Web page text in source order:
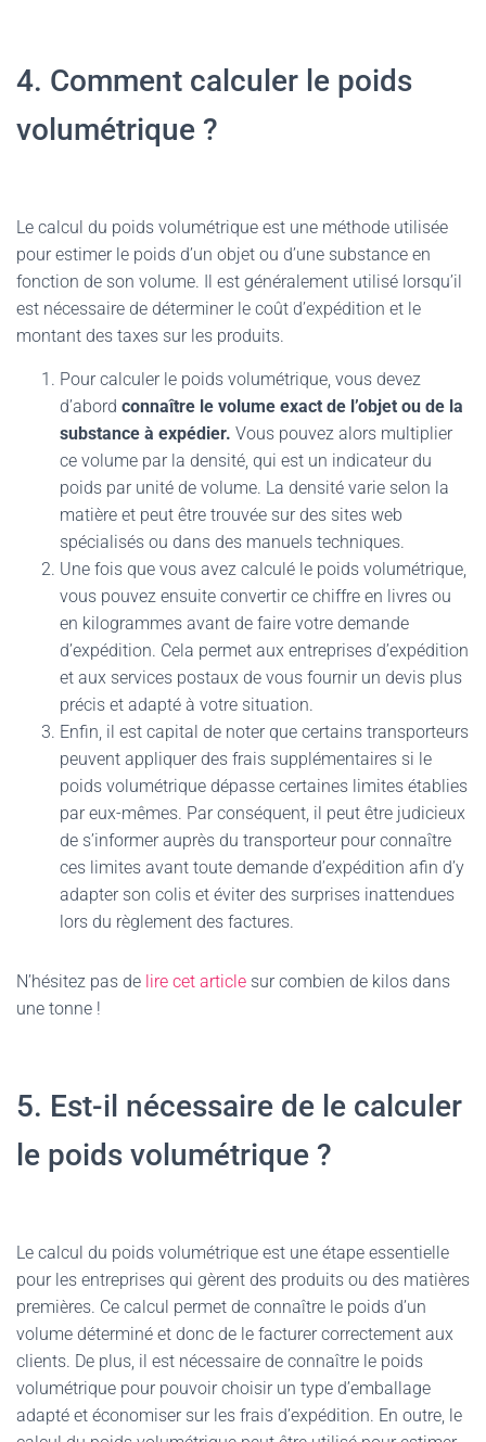
4. Comment calculer le poids
volumétrique ?
Le calcul du poids volumétrique est une méthode utilisée
pour estimer le poids d’un objet ou d’une substance en
fonction de son volume. Il est généralement utilisé lorsqu’il
est nécessaire de déterminer le coût d’expédition et le
montant des taxes sur les produits.
Pour calculer le poids volumétrique, vous devez
d’abord connaître le volume exact de l’objet ou de la
substance à expédier. Vous pouvez alors multiplier
ce volume par la densité, qui est un indicateur du
poids par unité de volume. La densité varie selon la
matière et peut être trouvée sur des sites web
spécialisés ou dans des manuels techniques.
Une fois que vous avez calculé le poids volumétrique,
vous pouvez ensuite convertir ce chiffre en livres ou
en kilogrammes avant de faire votre demande
d’expédition. Cela permet aux entreprises d’expédition
et aux services postaux de vous fournir un devis plus
précis et adapté à votre situation.
Enfin, il est capital de noter que certains transporteurs
peuvent appliquer des frais supplémentaires si le
poids volumétrique dépasse certaines limites établies
par eux-mêmes. Par conséquent, il peut être judicieux
de s’informer auprès du transporteur pour connaître
ces limites avant toute demande d’expédition afin d’y
adapter son colis et éviter des surprises inattendues
lors du règlement des factures.
N’hésitez pas de lire cet article sur combien de kilos dans
une tonne !
5. Est-il nécessaire de le calculer
le poids volumétrique ?
Le calcul du poids volumétrique est une étape essentielle
pour les entreprises qui gèrent des produits ou des matières
premières. Ce calcul permet de connaître le poids d’un
volume déterminé et donc de le facturer correctement aux
clients. De plus, il est nécessaire de connaître le poids
volumétrique pour pouvoir choisir un type d’emballage
adapté et économiser sur les frais d’expédition. En outre, le